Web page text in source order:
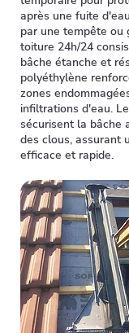
après une fuite
par une tempête ou
toiture 24h/24
bâche étanche et
polyéthylène
zones
infiltrations d'eau.
sécurisent la bâche
des clous, assurant
efficace et rapide.